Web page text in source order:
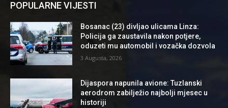
POPULARNE VIJESTI
Bosanac (23) divljao ulicama Linza:
Policija ga zaustavila nakon potjere,
oduzeti mu automobil i vozačka dozvola
3 Augusta, 2026
Dijaspora napunila avione: Tuzlanski
aerodrom zabilježio najbolji mjesec u
historiji